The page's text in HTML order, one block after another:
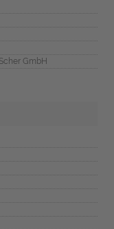
GmbH